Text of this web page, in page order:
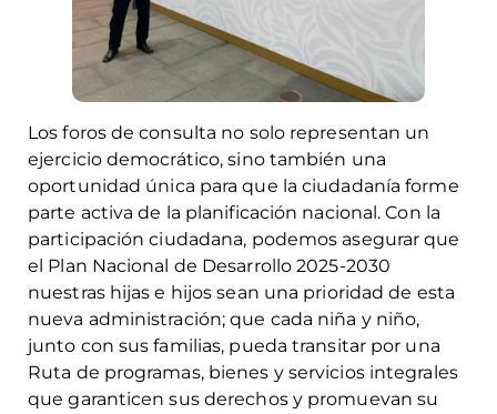
Los foros de consulta no solo representan un
ejercicio democrático, sino también una
oportunidad única para que la ciudadanía forme
parte activa de la planificación nacional. Con la
participación ciudadana, podemos asegurar que
el Plan Nacional de Desarrollo 2025-2030
nuestras hijas e hijos sean una prioridad de esta
nueva administración; que cada niña y niño,
junto con sus familias, pueda transitar por una
Ruta de programas, bienes y servicios integrales
que garanticen sus derechos y promuevan su